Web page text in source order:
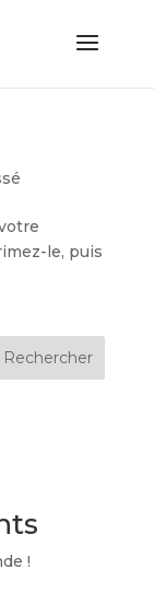
le, puis
Rechercher
!